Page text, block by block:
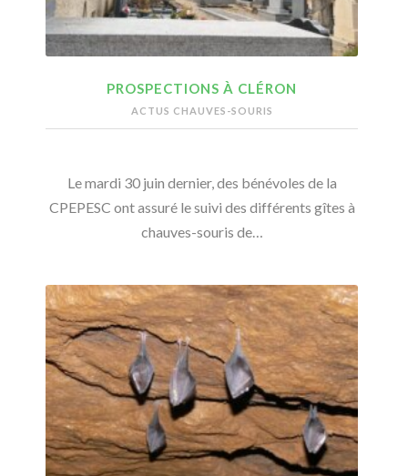
PROSPECTIONS À CLÉRON
ACTUS CHAUVES-SOURIS
Le mardi 30 juin dernier, des bénévoles de la
CPEPESC ont assuré le suivi des différents gîtes à
chauves-souris de…